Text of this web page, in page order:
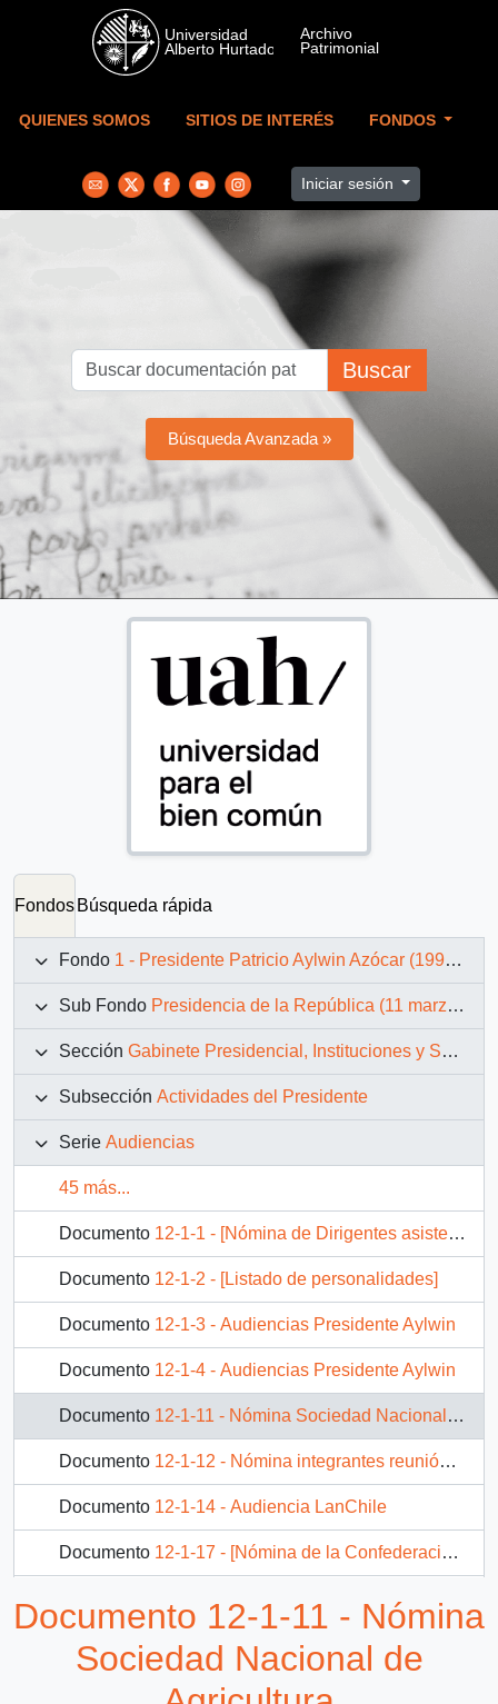
Skip to main content
QUIENES SOMOS SITIOS DE INTERÉS FONDOS
Iniciar sesión
Buscar
Búsqueda Avanzada »
Fondos Búsqueda rápida
Fondo 1 - Presidente Patricio Aylwin Azócar (1990-1994)
Sub Fondo Presidencia de la República (11 marzo 1990 – 11 marzo 1994)
Sección Gabinete Presidencial, Instituciones y Servicios
Subsección Actividades del Presidente
Serie Audiencias
45 más...
Documento 12-1-1 - [Nómina de Dirigentes asistentes a audiencia]
Documento 12-1-2 - [Listado de personalidades]
Documento 12-1-3 - Audiencias Presidente Aylwin
Documento 12-1-4 - Audiencias Presidente Aylwin
Documento 12-1-11 - Nómina Sociedad Nacional de Agricultura
Documento 12-1-12 - Nómina integrantes reunión Miércoles 4 de Abril 1990
Documento 12-1-14 - Audiencia LanChile
Documento 12-1-17 - [Nómina de la Confederación del Comercio Detallista de Chile]
12-1-18 - Reunión equipo ministerial Comisión Nacional de Energía
288 más...
Documento 12-1-11 - Nómina
Sociedad Nacional de